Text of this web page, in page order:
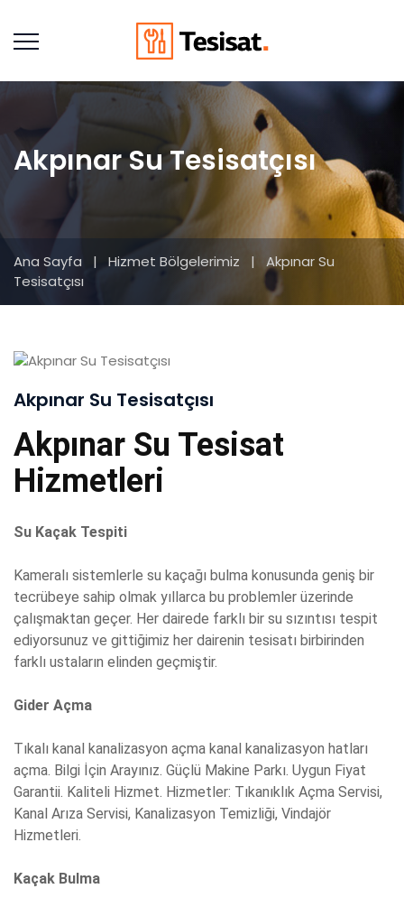
Akpınar Su Tesisatçısı
Ana Sayfa | Hizmet Bölgelerimiz |
Akpınar Su
Tesisatçısı
Akpınar Su Tesisatçısı
Akpınar Su Tesisat
Hizmetleri
Su Kaçak Tespiti
Kameralı sistemlerle su kaçağı bulma konusunda geniş bir
tecrübeye sahip olmak yıllarca bu problemler üzerinde
çalışmaktan geçer. Her dairede farklı bir su sızıntısı tespit
ediyorsunuz ve gittiğimiz her dairenin tesisatı birbirinden
farklı ustaların elinden geçmiştir.
Gider Açma
Tıkalı kanal kanalizasyon açma kanal kanalizasyon hatları
açma. Bilgi İçin Arayınız. Güçlü Makine Parkı. Uygun Fiyat
Garantii. Kaliteli Hizmet. Hizmetler: Tıkanıklık Açma Servisi,
Kanal Arıza Servisi, Kanalizasyon Temizliği, Vindajör
Hizmetleri.
Kaçak Bulma